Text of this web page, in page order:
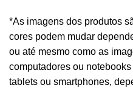
*As imagens dos produtos
cores podem mudar
ou até mesmo como as
computadores ou
tablets ou smartphones,